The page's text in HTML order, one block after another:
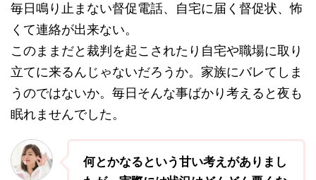
毎日鳴り止まない督促電話、自宅に届く督促状、怖
くて連絡が出来ない。
このままだと裁判を起こされたり自宅や職場に取り
立てに来るんじゃないだろうか。家族にバレてしま
うのではないか。毎日そんな事ばかり考えると夜も
眠れませんでした。
何とかなるという甘い考えがありまし